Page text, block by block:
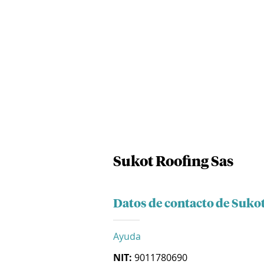
Sukot Roofing Sas
Datos de contacto de
Ayuda
NIT: 9011780690